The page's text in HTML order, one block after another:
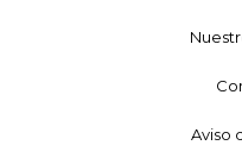
Aviso